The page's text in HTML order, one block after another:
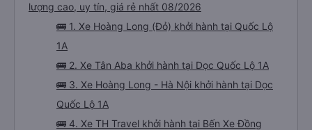
lượng cao, uy tín, giá rẻ nhất 08/2026
🚌 1. Xe Hoàng Long (Đỏ) khởi hành tại Quốc Lộ
1A
🚌 2. Xe Tân Aba khởi hành tại Dọc Quốc Lộ 1A
🚌 3. Xe Hoàng Long - Hà Nội khởi hành tại Dọc
Quốc Lộ 1A
🚌 4. Xe TH Travel khởi hành tại Bến Xe Đồng